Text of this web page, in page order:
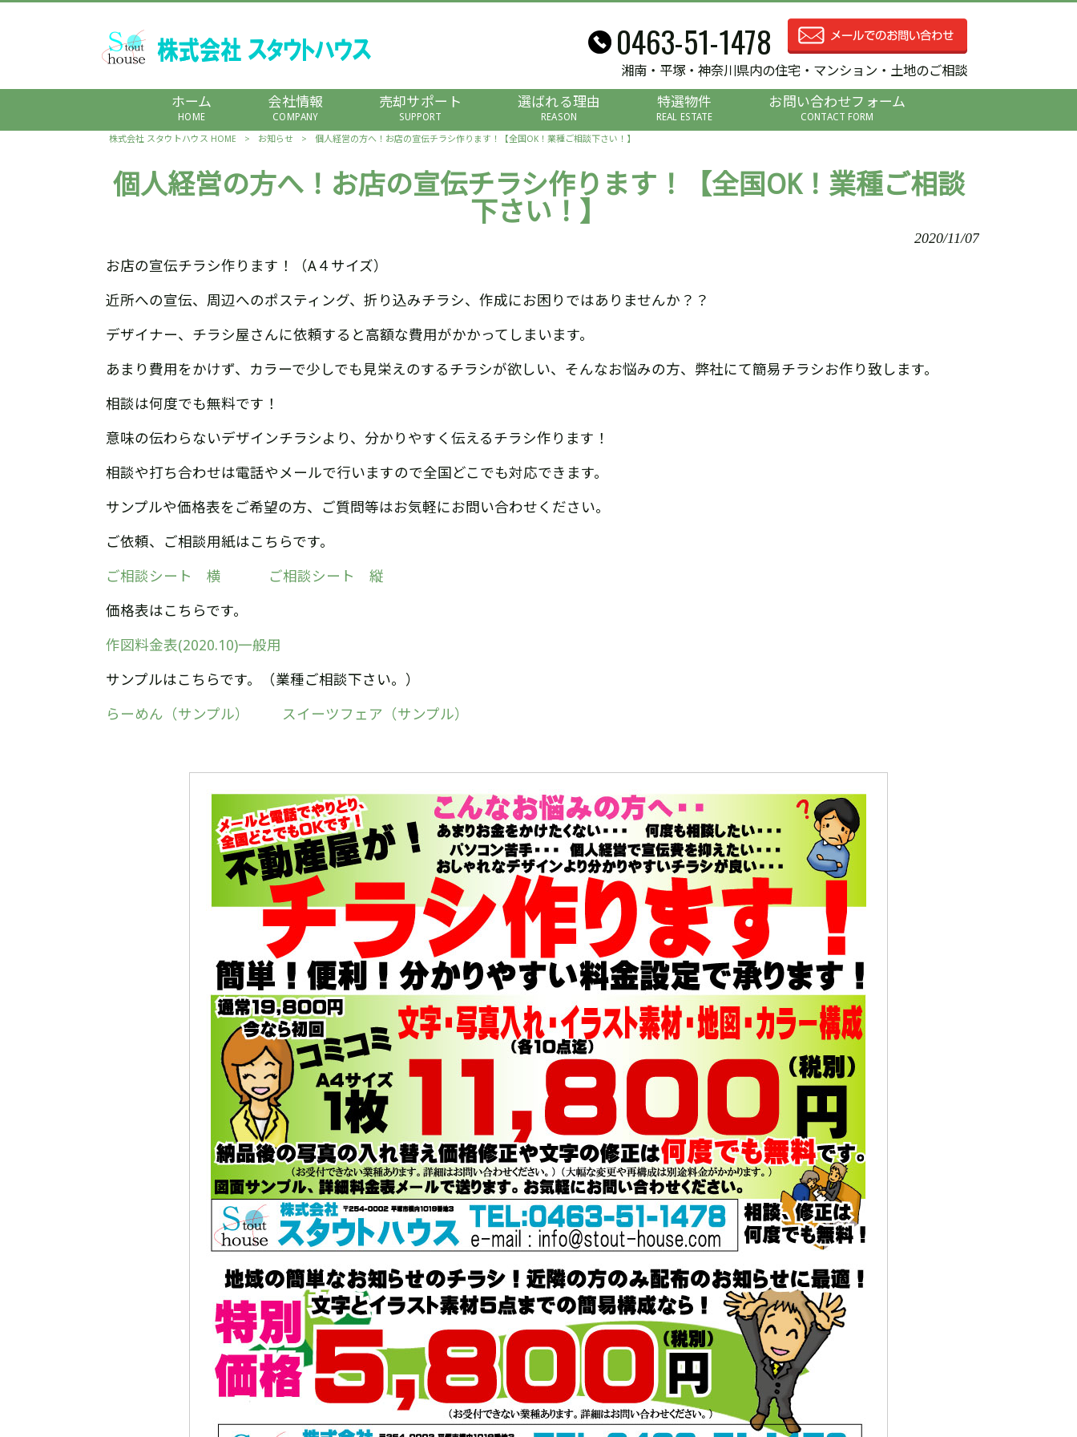
0463-51-1478
湘南・平塚・神奈川県内の住宅・マンション・土地のご相談
ホーム
HOME
会社情報
COMPANY
売却サポート
SUPPORT
選ばれる理由
REASON
特選物件
REAL ESTATE
お問い合わせフォーム
CONTACT FORM
株式会社 スタウトハウス HOME > お知らせ > 個人経営の方へ！お店の宣伝チラシ作ります！【全国OK！業種ご相談下さい！】
個人経営の方へ！お店の宣伝チラシ作ります！【全国OK！業種ご相談
下さい！】
2020/11/07
お店の宣伝チラシ作ります！（A４サイズ）
近所への宣伝、周辺へのポスティング、折り込みチラシ、作成にお困りではありませんか？？
デザイナー、チラシ屋さんに依頼すると高額な費用がかかってしまいます。
あまり費用をかけず、カラーで少しでも見栄えのするチラシが欲しい、そんなお悩みの方、弊社にて簡易チラシお作り致します。
相談は何度でも無料です！
意味の伝わらないデザインチラシより、分かりやすく伝えるチラシ作ります！
相談や打ち合わせは電話やメールで行いますので全国どこでも対応できます。
サンプルや価格表をご希望の方、ご質問等はお気軽にお問い合わせください。
ご依頼、ご相談用紙はこちらです。
ご相談シート 横 ご相談シート 縦
価格表はこちらです。
作図料金表(2020.10)一般用
サンプルはこちらです。（業種ご相談下さい。）
らーめん（サンプル） スイーツフェア（サンプル）